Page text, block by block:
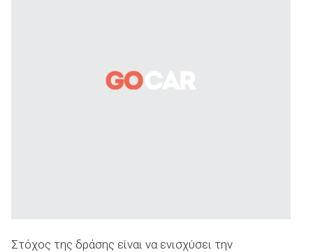
Στόχος της δράσης είναι να ενισχύσει την